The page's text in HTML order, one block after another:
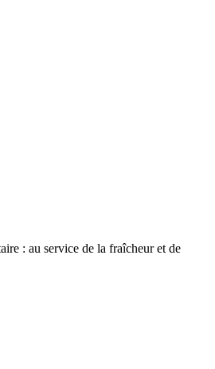
: au service de la fraîcheur et de